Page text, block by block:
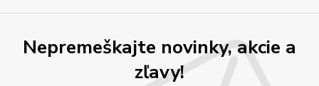
Nepremeškajte novinky, akcie a
zľavy!